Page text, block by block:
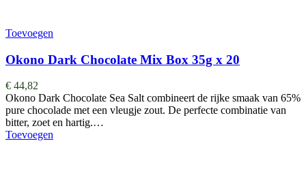
Toevoegen
Okono Dark Chocolate Mix Box 35g x 20
€ 44,82
Okono Dark Chocolate Sea Salt combineert de rijke smaak van 65%
pure chocolade met een vleugje zout. De perfecte combinatie van
bitter, zoet en hartig.…
Toevoegen